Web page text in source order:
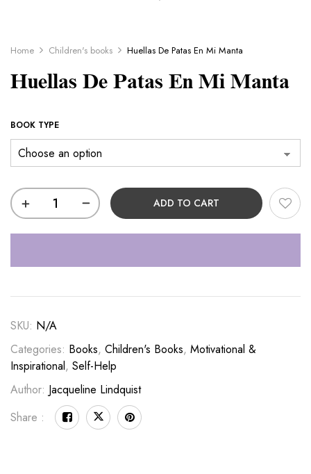
Home Children's books Huellas De Patas En Mi Manta
Huellas De Patas En Mi Manta
BOOK TYPE
ADD TO CART
SKU: N/A
Categories: Books, Children's Books, Motivational &
Inspirational, Self-Help
Author: Jacqueline Lindquist
Share :